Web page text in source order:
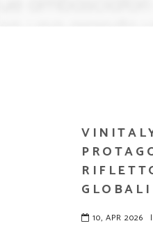
GLOBALI
10, APR 2026 |